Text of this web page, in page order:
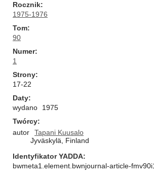
Rocznik
1975-1976
Tom
90
Numer
1
Strony
17-22
Daty
wydano
1975
Twórcy
autor
Tapani Kuusalo
Jyväskylä, Finland
Identyfikator YADDA
bwmeta1.element.bwnjournal-article-